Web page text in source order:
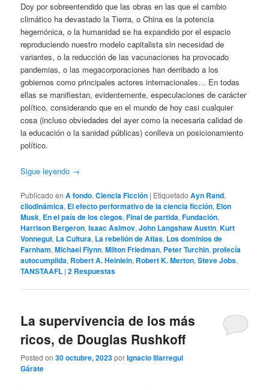
Doy por sobreentendido que las obras en las que el cambio
climático ha devastado la Tierra, o China es la potencia
hegemónica, o la humanidad se ha expandido por el espacio
reproduciendo nuestro modelo capitalista sin necesidad de
variantes, o la reducción de las vacunaciones ha provocado
pandemias, o las megacorporaciones han derribado a los
gobiernos como principales actores internacionales… En todas
ellas se manifiestan, evidentemente, especulaciones de carácter
político, considerando que en el mundo de hoy casi cualquier
cosa (incluso obviedades del ayer como la necesaria calidad de
la educación o la sanidad públicas) conlleva un posicionamiento
político.
Sigue leyendo →
Publicado en A fondo,Ciencia Ficción | Etiquetado Ayn Rand,
cliodinámica, El efecto performativo de la ciencia ficción, Elon
Musk, En el país de los ciegos,Final de partida,Fundación,
Harrison Bergeron,Isaac Asimov,John Langshaw Austin,Kurt
Vonnegut, La Cultura, La rebelión de Atlas, Los dominios de
Farnham,Michael Flynn,Milton Friedman, Peter Turchin,profecía
autocumplida, Robert A. Heinlein, Robert K. Merton,Steve Jobs,
TANSTAAFL |2 Respuestas
La supervivencia de los más
ricos, de Douglas Rushkoff
Posted on30 octubre, 2023porIgnacio Illarregui
Gárate